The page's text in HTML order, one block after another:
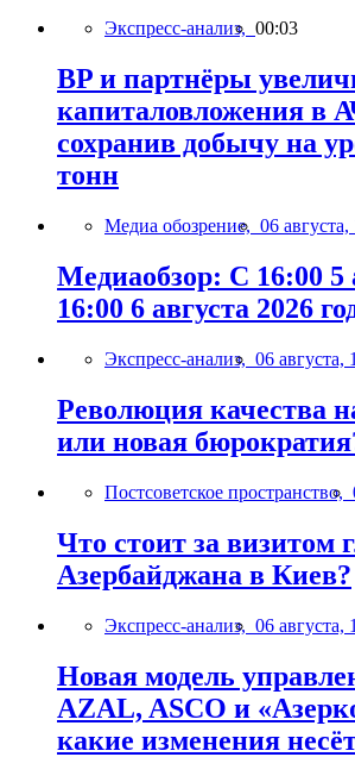
Экспресс-анализ, 00:03
BP и партнёры
капиталовложения в
сохранив добычу на
тонн
Медиа обозрение, 06
Медиаобзор: С 16:00 5
16:00 6 августа 2026
Экспресс-анализ, 06 августа,
Революция качества
или новая
Постсоветское пространство,
Что стоит за
Азербайджана в Киев?
Экспресс-анализ, 06 августа,
Новая модель
AZAL, ASCO и
какие изменения